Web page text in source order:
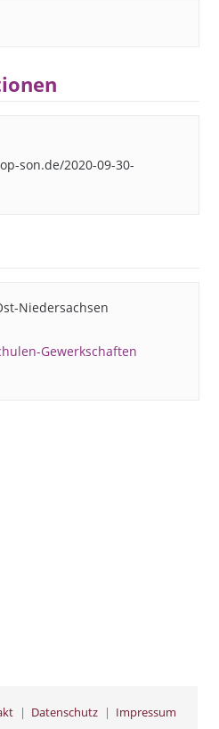
son.de/2020-09-30-
Niedersachsen
Gewerkschaften
Datenschutz Impressum